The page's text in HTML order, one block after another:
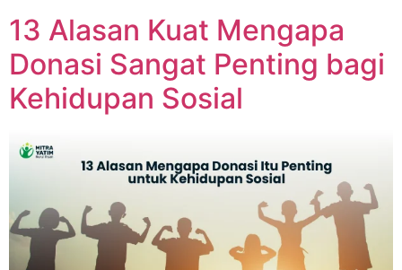
13 Alasan Kuat Mengapa
Donasi Sangat Penting bagi
Kehidupan Sosial